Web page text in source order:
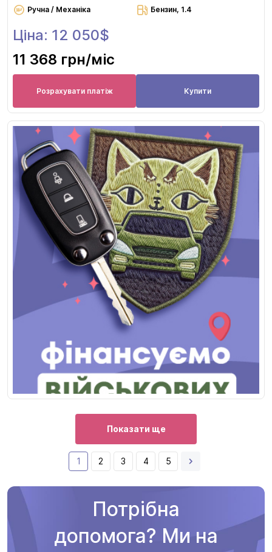
Ручна / Механіка Бензин, 1.4
Ціна: 12 050$
11 368 грн/міс
Розрахувати платіж Купити
Показати ще
1 2 3 4 5
Потрібна
допомога? Ми на